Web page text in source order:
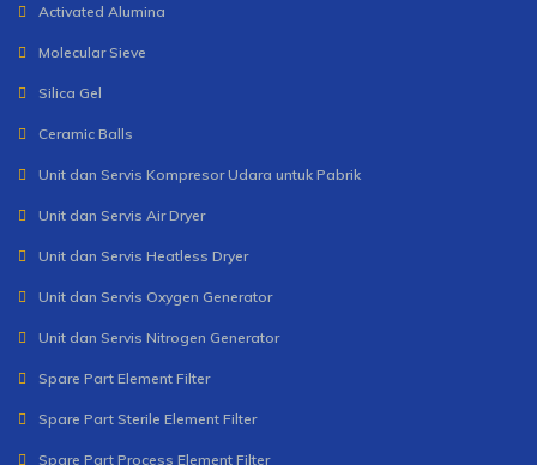
Activated Alumina
Molecular Sieve
Silica Gel
Ceramic Balls
Unit dan Servis Kompresor Udara untuk Pabrik
Unit dan Servis Air Dryer
Unit dan Servis Heatless Dryer
Unit dan Servis Oxygen Generator
Unit dan Servis Nitrogen Generator
Spare Part Element Filter
Spare Part Sterile Element Filter
Spare Part Process Element Filter